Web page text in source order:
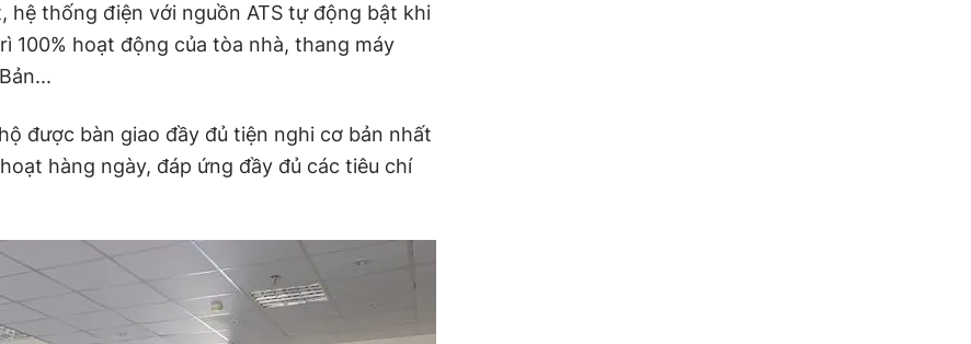
hệ thống điện với nguồn ATS tự động bật khi
100% hoạt động của tòa nhà, thang máy
được bàn giao đầy đủ tiện nghi cơ bản nhất
hàng ngày, đáp ứng đầy đủ các tiêu chí